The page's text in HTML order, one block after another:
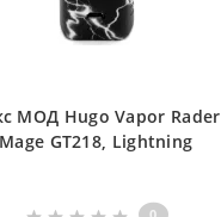
МОД Hugo Vapor Rader
Mage GT218, Lightning